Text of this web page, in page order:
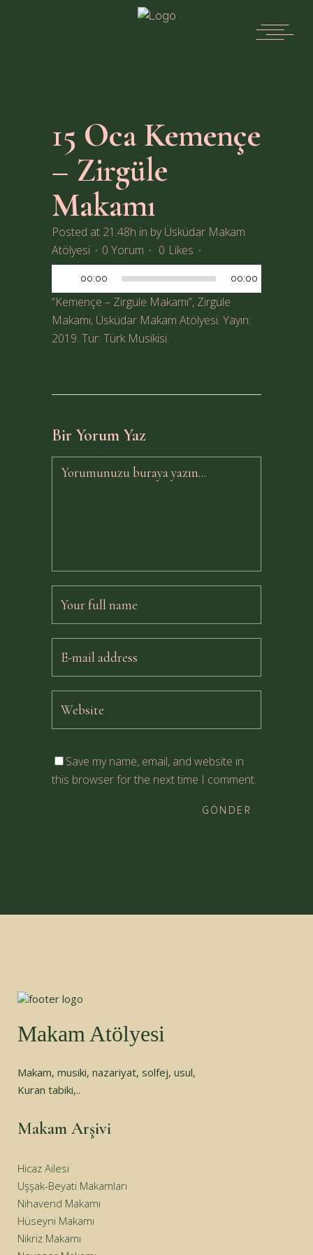
15 OcaKemençe
– Zirgüle
Makamı
Posted at 21:48h in byÜsküdar Makam
Atölyesi
0 Yorum 0 Likes
00:00 00:00
“Kemençe – Zirgüle Makamı”, Zirgüle
Makamı, Üsküdar Makam Atölyesi. Yayın:
2019. Tür: Türk Musikisi.
Bir Yorum Yaz
Save my name, email, and website in
this browser for the next time I comment.
Makam Atölyesi
Makam, musiki, nazariyat, solfej, usul,
Kuran tabiki,..
Makam Arşivi
Hicaz Ailesi
Uşşak-Beyati Makamları
Nihavend Makamı
Hüseyni Makamı
Nikriz Makamı